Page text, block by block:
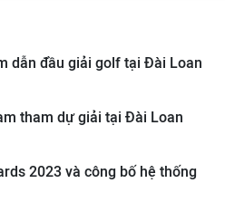
dẫn đầu giải golf tại Đài Loan
tham dự giải tại Đài Loan
2023 và công bố hệ thống